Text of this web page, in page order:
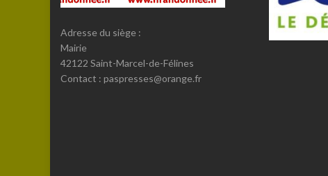
Adresse du siège :
Mairie
42122 Saint-Marcel-de-Félines
Contact : paspresses@orange.fr